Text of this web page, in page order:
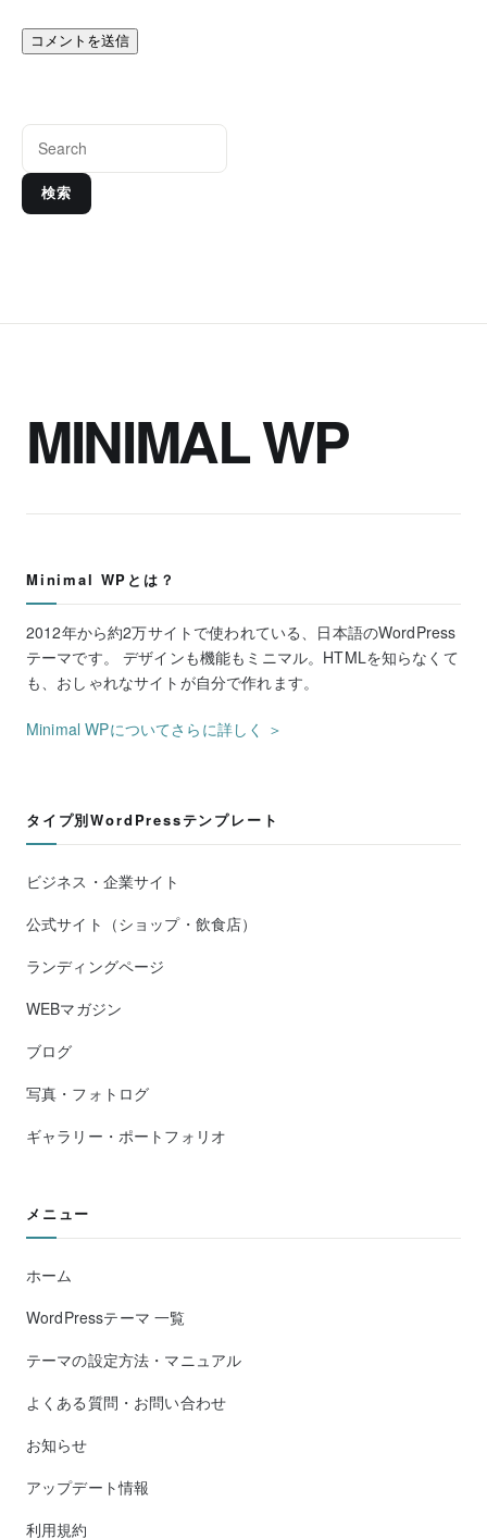
検索
MINIMAL WP
Minimal WPとは？
2012年から約2万サイトで使われている、日本語のWordPress
テーマです。 デザインも機能もミニマル。HTMLを知らなくて
も、おしゃれなサイトが自分で作れます。
Minimal WPについてさらに詳しく ＞
タイプ別WordPressテンプレート
ビジネス・企業サイト
公式サイト（ショップ・飲食店）
ランディングページ
WEBマガジン
ブログ
写真・フォトログ
ギャラリー・ポートフォリオ
メニュー
ホーム
WordPressテーマ 一覧
テーマの設定方法・マニュアル
よくある質問・お問い合わせ
お知らせ
アップデート情報
利用規約